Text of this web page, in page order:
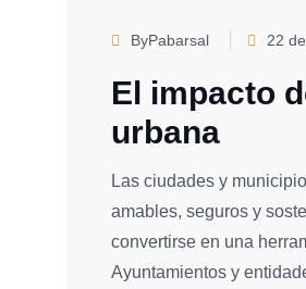
ByPabarsal 22
El impacto
urbana
Las ciudades y
amables, seguros y
convertirse en una
Ayuntamientos y